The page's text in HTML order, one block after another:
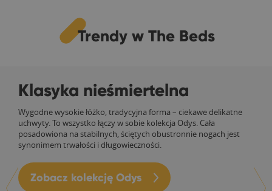
Trendy w The Beds
Klasyka nieśmiertelna
Wygodne wysokie łóżko, tradycyjna forma – ciekawe delikatne
uchwyty. To wszystko łączy w sobie kolekcja Odys. Cała
posadowiona na stabilnych, ściętych obustronnie nogach jest
synonimem trwałości i długowieczności.
Zobacz kolekcję Odys